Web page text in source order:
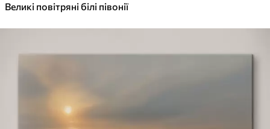
Великі повітряні білі півонії